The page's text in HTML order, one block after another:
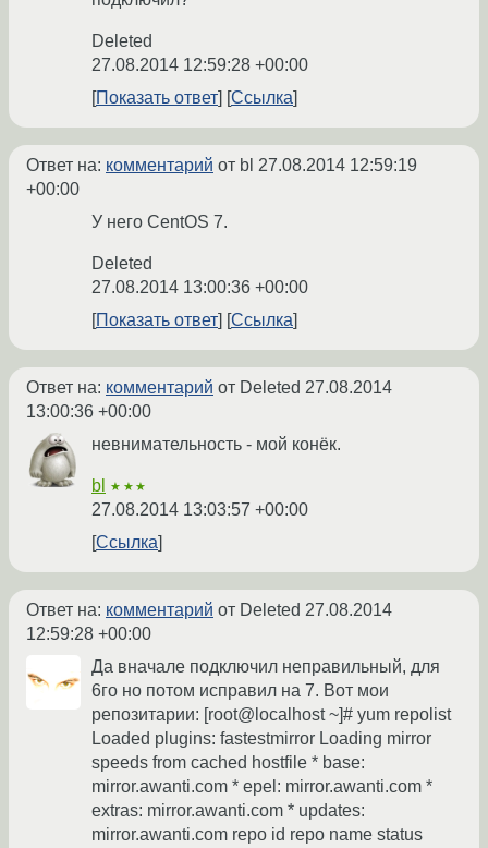
Deleted
27.08.2014 12:59:28 +00:00
Показать ответ
Ссылка
Ответ на: комментарий от bl 27.08.2014 12:59:19
+00:00
У него CentOS 7.
Deleted
27.08.2014 13:00:36 +00:00
Показать ответ
Ссылка
Ответ на: комментарий от Deleted 27.08.2014
13:00:36 +00:00
невнимательность - мой конёк.
bl ★★★
27.08.2014 13:03:57 +00:00
Ссылка
Ответ на: комментарий от Deleted 27.08.2014
12:59:28 +00:00
Да вначале подключил неправильный, для
6го но потом исправил на 7. Вот мои
репозитарии: [root@localhost ~]# yum repolist
Loaded plugins: fastestmirror Loading mirror
speeds from cached hostfile * base:
mirror.awanti.com * epel: mirror.awanti.com *
extras: mirror.awanti.com * updates:
mirror.awanti.com repo id repo name status